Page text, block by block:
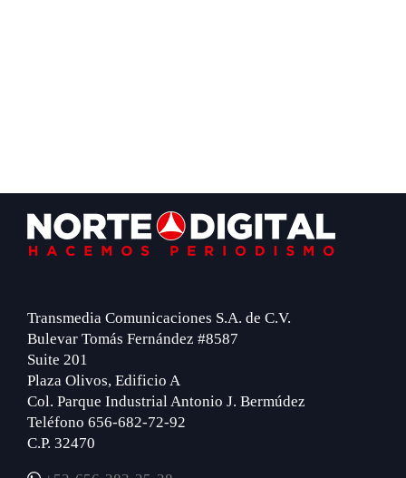
Footer
Transmedia Comunicaciones S.A. de C.V.
Bulevar Tomás Fernández #8587
Suite 201
Plaza Olivos, Edificio A
Col. Parque Industrial Antonio J. Bermúdez
Teléfono 656-682-72-92
C.P. 32470